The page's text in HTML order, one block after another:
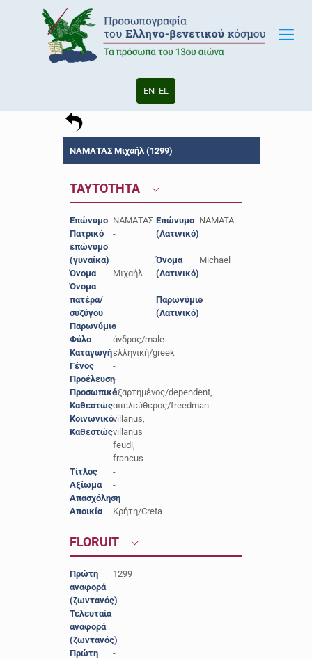
EN EL
ΝΑΜΑΤΑΣ Μιχαήλ (1299)
ΤΑΥΤΟΤΗΤΑ
Επώνυμο ΝΑΜΑΤΑΣ
Πατρικό
επώνυμο
(γυναίκα)
-
Όνομα
Μιχαήλ
Όνομα
πατέρα/
συζύγου
-
Παρωνύμιο
-
Φύλο
άνδρας/male
Καταγωγήελληνική/greek
Γένος
-
Προέλευση-
Προσωπικό
Καθεστώς
εξαρτημένος/dependent,
απελεύθερος/freedman
Κοινωνικό
Καθεστώς
villanus,
villanus
feudi,
francus
Τίτλος
-
Αξίωμα
-
Απασχόληση
-
Αποικία
Κρήτη/Creta
Επώνυμο
(Λατινικό)
NAMATA
Όνομα
(Λατινικό)
Michael
Παρωνύμιο
(Λατινικό)
-
FLORUIT
Πρώτη
αναφορά
(ζωντανός)
1299
Τελευταία
αναφορά
(ζωντανός)
-
Πρώτη
-